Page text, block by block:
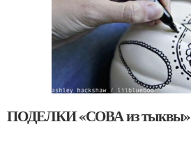
ПОДЕЛКИ «СОВА из тыквы»